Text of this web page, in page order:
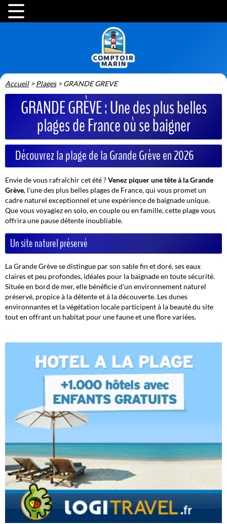
Accueil>Plages>GRANDE GREVE
GRANDE GRÈVE : Une des plus belles
plages de France où se baigner
Découvrez la plage de la Grande Grève en 2026
Envie de vous rafraîchir cet été ?Venez piquer une tête à la Grande
Grève, l'une des plus belles plages de France, qui vous promet un
cadre naturel exceptionnel et une expérience de baignade unique.
Que vous voyagiez en solo, en couple ou en famille, cette plage vous
offrira une pause détente inoubliable.
Un site naturel préservé
La Grande Grève se distingue par son sable fin et doré, ses eaux
claires et peu profondes, idéales pour la baignade en toute sécurité.
Située en bord de mer, elle bénéficie d'un environnement naturel
préservé, propice à la détente et à la découverte. Les dunes
environnantes et la végétation locale participent à la beauté du site
tout en offrant un habitat pour une faune et une flore variées.